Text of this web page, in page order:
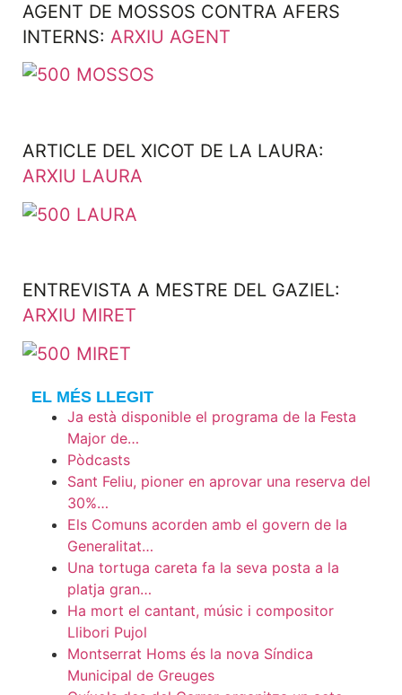
AGENT DE MOSSOS CONTRA AFERS
INTERNS: ARXIU AGENT
ARTICLE DEL XICOT DE LA LAURA:
ARXIU LAURA
ENTREVISTA A MESTRE DEL GAZIEL:
ARXIU MIRET
EL MÉS LLEGIT
Ja està disponible el programa de la Festa
Major de…
Pòdcasts
Sant Feliu, pioner en aprovar una reserva del
30%…
Els Comuns acorden amb el govern de la
Generalitat…
Una tortuga careta fa la seva posta a la
platja gran…
Ha mort el cantant, músic i compositor
Llibori Pujol
Montserrat Homs és la nova Síndica
Municipal de Greuges